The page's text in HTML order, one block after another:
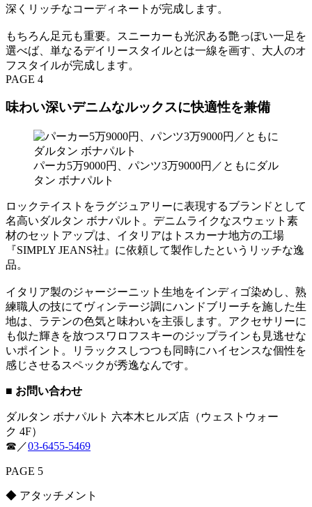
深くリッチなコーディネートが完成します。
もちろん足元も重要。スニーカーも光沢ある艶っぽい一足を
選べば、単なるデイリースタイルとは一線を画す、大人のオ
フスタイルが完成します。
PAGE 4
味わい深いデニムなルックスに快適性を兼備
パーカ5万9000円、パンツ3万9000円／ともにダル
タン ボナパルト
ロックテイストをラグジュアリーに表現するブランドとして
名高いダルタン ボナパルト。デニムライクなスウェット素
材のセットアップは、イタリアはトスカーナ地方の工場
『SIMPLY JEANS社』に依頼して製作したというリッチな逸
品。
イタリア製のジャージーニット生地をインディゴ染めし、熟
練職人の技にてヴィンテージ調にハンドブリーチを施した生
地は、ラテンの色気と味わいを主張します。アクセサリーに
も似た輝きを放つスワロフスキーのジップラインも見逃せな
いポイント。リラックスしつつも同時にハイセンスな個性を
感じさせるスペックが秀逸なんです。
■ お問い合わせ
ダルタン ボナパルト 六本木ヒルズ店（ウェストウォー
ク 4F）
☎︎／03-6455-5469
PAGE 5
◆ アタッチメント